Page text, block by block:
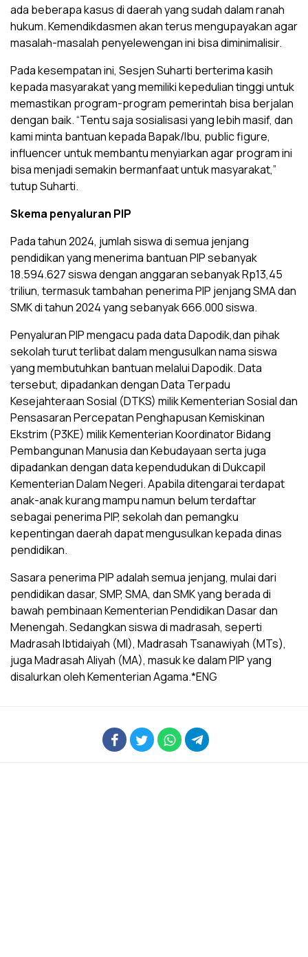
ada beberapa kasus di daerah yang sudah dalam ranah
hukum. Kemendikdasmen akan terus mengupayakan agar
masalah-masalah penyelewengan ini bisa diminimalisir.
Pada kesempatan ini, Sesjen Suharti berterima kasih
kepada masyarakat yang memiliki kepedulian tinggi untuk
memastikan program-program pemerintah bisa berjalan
dengan baik. “Tentu saja sosialisasi yang lebih masif, dan
kami minta bantuan kepada Bapak/Ibu, public figure,
influencer untuk membantu menyiarkan agar program ini
bisa menjadi semakin bermanfaat untuk masyarakat,”
tutup Suharti.
Skema penyaluran PIP
Pada tahun 2024, jumlah siswa di semua jenjang
pendidikan yang menerima bantuan PIP sebanyak
18.594.627 siswa dengan anggaran sebanyak Rp13,45
triliun, termasuk tambahan penerima PIP jenjang SMA dan
SMK di tahun 2024 yang sebanyak 666.000 siswa.
Penyaluran PIP mengacu pada data Dapodik,dan pihak
sekolah turut terlibat dalam mengusulkan nama siswa
yang membutuhkan bantuan melalui Dapodik. Data
tersebut, dipadankan dengan Data Terpadu
Kesejahteraan Sosial (DTKS) milik Kementerian Sosial dan
Pensasaran Percepatan Penghapusan Kemiskinan
Ekstrim (P3KE) milik Kementerian Koordinator Bidang
Pembangunan Manusia dan Kebudayaan serta juga
dipadankan dengan data kependudukan di Dukcapil
Kementerian Dalam Negeri. Apabila ditengarai terdapat
anak-anak kurang mampu namun belum terdaftar
sebagai penerima PIP, sekolah dan pemangku
kepentingan daerah dapat mengusulkan kepada dinas
pendidikan.
Sasara penerima PIP adalah semua jenjang, mulai dari
pendidikan dasar, SMP, SMA, dan SMK yang berada di
bawah pembinaan Kementerian Pendidikan Dasar dan
Menengah. Sedangkan siswa di madrasah, seperti
Madrasah Ibtidaiyah (MI), Madrasah Tsanawiyah (MTs),
juga Madrasah Aliyah (MA), masuk ke dalam PIP yang
disalurkan oleh Kementerian Agama.*ENG